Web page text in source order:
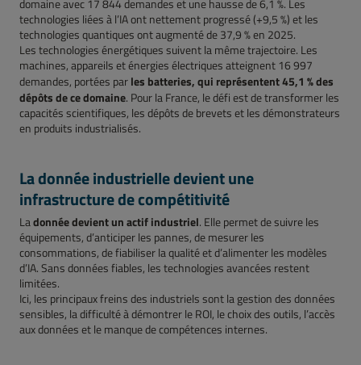
domaine avec 17 844 demandes et une hausse de 6,1 %. Les
technologies liées à l’IA ont nettement progressé (+9,5 %) et les
technologies quantiques ont augmenté de 37,9 % en 2025.
Les technologies énergétiques suivent la même trajectoire. Les
machines, appareils et énergies électriques atteignent 16 997
demandes, portées par les batteries, qui représentent 45,1 % des
dépôts de ce domaine. Pour la France, le défi est de transformer les
capacités scientifiques, les dépôts de brevets et les démonstrateurs
en produits industrialisés.
La donnée industrielle devient une
infrastructure de compétitivité
Ladonnée devient un actif industriel. Elle permet de suivre les
équipements, d’anticiper les pannes, de mesurer les
consommations, de fiabiliser la qualité et d’alimenter les modèles
d’IA. Sans données fiables, les technologies avancées restent
limitées.
Ici, les principaux freins des industriels sont la gestion des données
sensibles, la difficulté à démontrer le ROI, le choix des outils, l’accès
aux données et le manque de compétences internes.